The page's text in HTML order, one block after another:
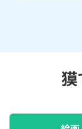
獏